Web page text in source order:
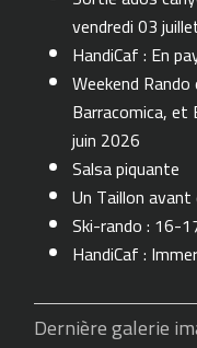
vendredi 03
HandiCaf : En
Weekend
Barracomica, et
juin 2026
Salsa piquante
Un Taillon
Ski-rando : 16-
HandiCaf :
Dernière galerie